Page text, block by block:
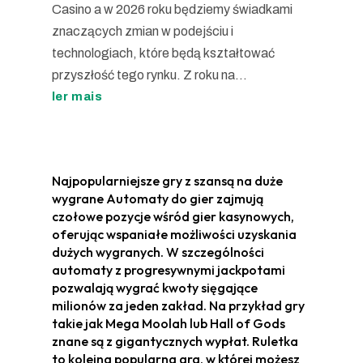
Casino a w 2026 roku będziemy świadkami
znaczących zmian w podejściu i
technologiach, które będą kształtować
przyszłość tego rynku. Z roku na...
ler mais
Najpopularniejsze gry z szansą na duże
wygrane Automaty do gier zajmują
czołowe pozycje wśród gier kasynowych,
oferując wspaniałe możliwości uzyskania
dużych wygranych. W szczególności
automaty z progresywnymi jackpotami
pozwalają wygrać kwoty sięgające
milionów za jeden zakład. Na przykład gry
takie jak Mega Moolah lub Hall of Gods
znane są z gigantycznych wypłat. Ruletka
to kolejna popularna gra, w której możesz